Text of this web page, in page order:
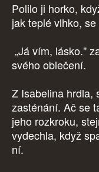
Polilo ji horko,
jak teplé vlhko,
„Já vím, lásko."
svého oblečení.
Z Isabelina hrdla,
zasténání. Ač se
jeho rozkroku,
vydechla, když
ní.